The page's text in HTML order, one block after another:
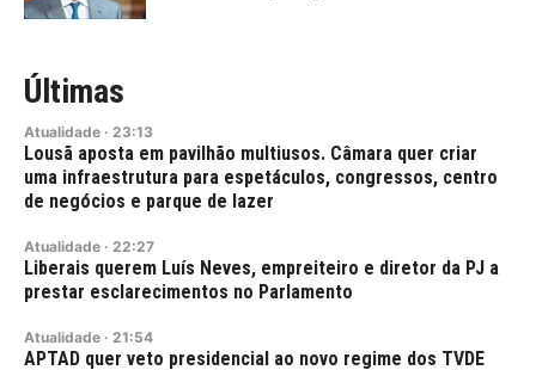
Últimas
Atualidade · 23:13
Lousã aposta em pavilhão multiusos. Câmara quer criar
uma infraestrutura para espetáculos, congressos, centro
de negócios e parque de lazer
Atualidade · 22:27
Liberais querem Luís Neves, empreiteiro e diretor da PJ a
prestar esclarecimentos no Parlamento
Atualidade · 21:54
APTAD quer veto presidencial ao novo regime dos TVDE